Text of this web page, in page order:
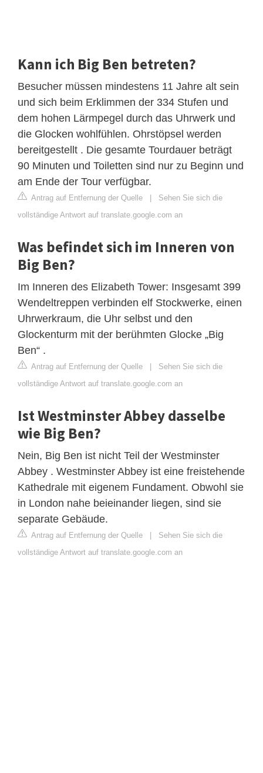
Kann ich Big Ben betreten?
Besucher müssen mindestens 11 Jahre alt sein
und sich beim Erklimmen der 334 Stufen und
dem hohen Lärmpegel durch das Uhrwerk und
die Glocken wohlfühlen. Ohrstöpsel werden
bereitgestellt . Die gesamte Tourdauer beträgt
90 Minuten und Toiletten sind nur zu Beginn und
am Ende der Tour verfügbar.
Antrag auf Entfernung der Quelle | Sehen Sie sich die
vollständige Antwort auf translate.google.com an
Was befindet sich im Inneren von
Big Ben?
Im Inneren des Elizabeth Tower: Insgesamt 399
Wendeltreppen verbinden elf Stockwerke, einen
Uhrwerkraum, die Uhr selbst und den
Glockenturm mit der berühmten Glocke „Big
Ben“ .
Antrag auf Entfernung der Quelle | Sehen Sie sich die
vollständige Antwort auf translate.google.com an
Ist Westminster Abbey dasselbe
wie Big Ben?
Nein, Big Ben ist nicht Teil der Westminster
Abbey . Westminster Abbey ist eine freistehende
Kathedrale mit eigenem Fundament. Obwohl sie
in London nahe beieinander liegen, sind sie
separate Gebäude.
Antrag auf Entfernung der Quelle | Sehen Sie sich die
vollständige Antwort auf translate.google.com an